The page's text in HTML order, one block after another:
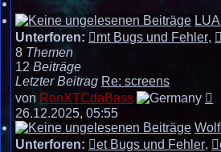
Unterforen:
mt Bugs und Fehler,
8 Themen
12 Beiträge
Letzter Beitrag Re: screens
von RonXTCdaBass
26.12.2025, 05:55
Unterforen:
et Bugs und Fehler,